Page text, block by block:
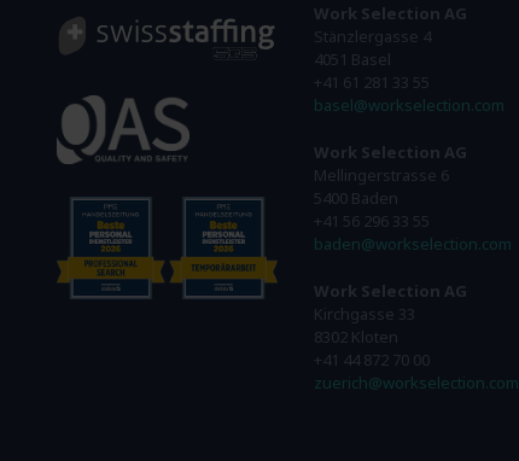
Work Selection AG
Stänzlergasse 4
4051 Basel
+41 61 281 33 55
basel@workselection.com
Work Selection AG
Mellingerstrasse 6
5400 Baden
+41 56 296 33 55
baden@workselection.com
Work Selection AG
Kirchgasse 33
8302 Kloten
+41 44 872 70 00
zuerich@workselection.com